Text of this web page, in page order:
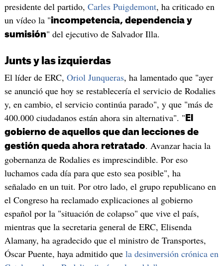
presidente del partido, Carles Puigdemont, ha criticado en
un vídeo la "incompetencia, dependencia y
sumisión" del ejecutivo de Salvador Illa.
Junts y las izquierdas
El líder de ERC, Oriol Junqueras, ha lamentado que "ayer
se anunció que hoy se restablecería el servicio de Rodalies
y, en cambio, el servicio continúa parado", y que "más de
400.000 ciudadanos están ahora sin alternativa". " El
gobierno de aquellos que dan lecciones de
gestión queda ahora retratado. Avanzar hacia la
gobernanza de Rodalies es imprescindible. Por eso
luchamos cada día para que esto sea posible", ha
señalado en un tuit. Por otro lado, el grupo republicano en
el Congreso ha reclamado explicaciones al gobierno
español por la "situación de colapso" que vive el país,
mientras que la secretaria general de ERC, Elisenda
Alamany, ha agradecido que el ministro de Transportes,
Óscar Puente, haya admitido que la desinversión crónica en